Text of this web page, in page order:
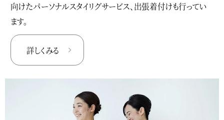
向けたパーソナルスタイリグサービス、出張着付けも行ってい
ます。
詳しくみる